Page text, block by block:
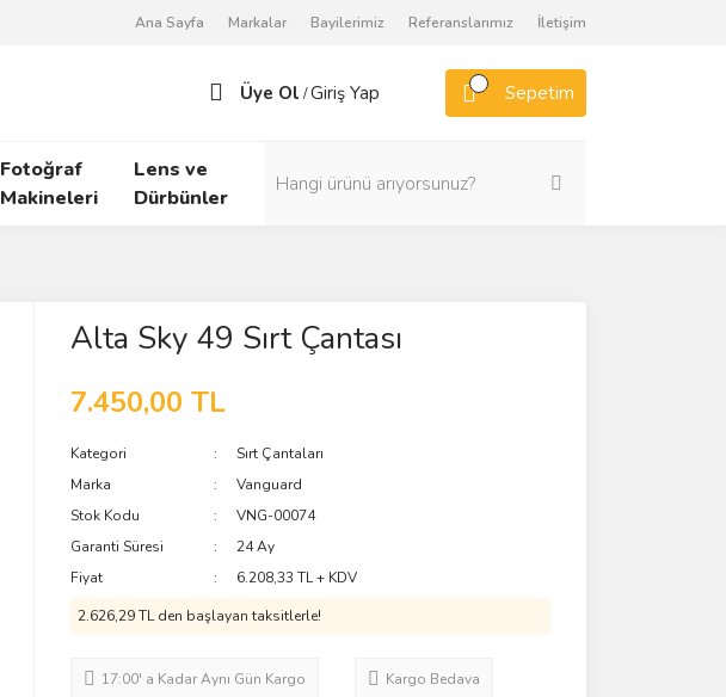
Ana Sayfa Markalar Bayilerimiz Referanslarımız İletişim
Üye Ol /Giriş Yap Sepetim
Fotoğraf
Makineleri
Lens ve
Dürbünler
Alta Sky 49 Sırt Çantası
7.450,00 TL
Kategori
Sırt Çantaları
Marka
Vanguard
Stok Kodu
VNG-00074
Garanti Süresi
24 Ay
Fiyat
6.208,33 TL + KDV
2.626,29 TL den başlayan taksitlerle!
17:00' a Kadar Aynı Gün Kargo Kargo Bedava